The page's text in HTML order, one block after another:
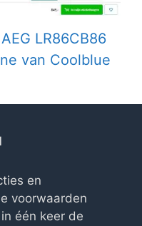
LR86CB86
van Coolblue
en
voorwaarden
één keer de